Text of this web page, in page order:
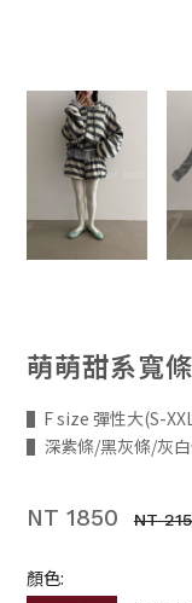
萌萌甜系寬
▌F size 彈性大(S-
▌深紫條/黑灰條/灰
NT 1850 NT
顏色: